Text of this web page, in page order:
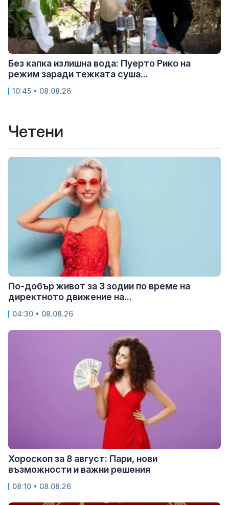
Без капка излишна вода: Пуерто Рико на
режим заради тежката суша...
10:45 • 08.08.26
Четени
По-добър живот за 3 зодии по време на
директното движение на...
04:30 • 08.08.26
Хороскоп за 8 август: Пари, нови
възможности и важни решения
08:10 • 08.08.26